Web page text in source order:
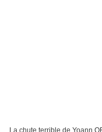
La chute terrible de Yoann